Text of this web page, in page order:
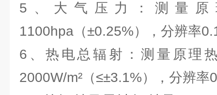
5、大气压力：测量原
1100hpa（±0.25%），分辨率
6、热电总辐射：测量原理
2000W/m²（≤±3.1%），分辨率